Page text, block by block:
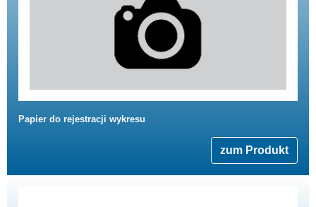
Papier do rejestracji wykresu
zum Produkt